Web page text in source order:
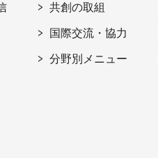
共創の取組
国際交流・協力
分野別メニュー